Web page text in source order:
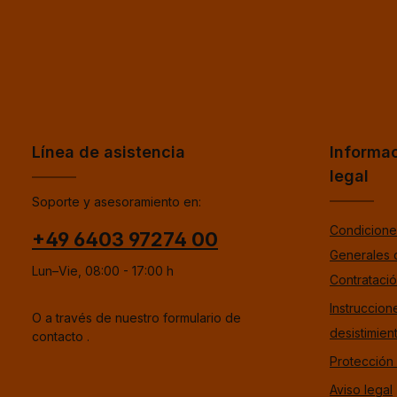
Línea de asistencia
Soporte y asesoramiento en:
+49 6403 97274 00
Lun–Vie, 08:00 - 17:00 h
O a través de nuestro formulario de
contacto .
legal
Generales
Protección
Aviso legal